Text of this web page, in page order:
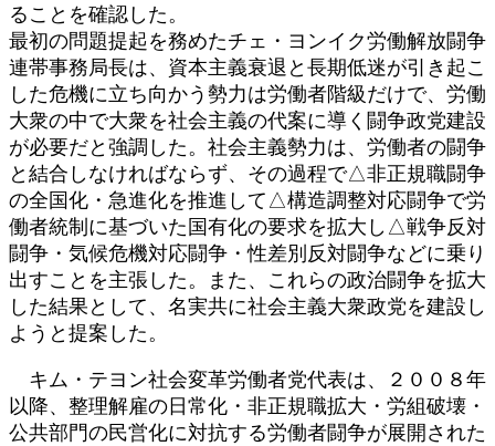
ることを確認した。
最初の問題提起を務めたチェ・ヨンイク労働解放闘争
連帯事務局長は、資本主義衰退と長期低迷が引き起こ
した危機に立ち向かう勢力は労働者階級だけで、労働
大衆の中で大衆を社会主義の代案に導く闘争政党建設
が必要だと強調した。社会主義勢力は、労働者の闘争
と結合しなければならず、その過程で△非正規職闘争
の全国化・急進化を推進して△構造調整対応闘争で労
働者統制に基づいた国有化の要求を拡大し△戦争反対
闘争・気候危機対応闘争・性差別反対闘争などに乗り
出すことを主張した。また、これらの政治闘争を拡大
した結果として、名実共に社会主義大衆政党を建設し
ようと提案した。
キム・テヨン社会変革労働者党代表は、２００８年
以降、整理解雇の日常化・非正規職拡大・労組破壊・
公共部門の民営化に対抗する労働者闘争が展開された